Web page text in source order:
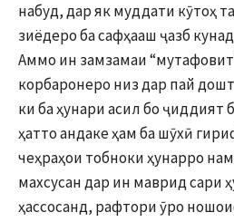
набуд, дар як муддати кӯтоҳ
зиёдеро ба сафҳааш ҷазб
Аммо ин замзамаи
корбаронеро низ дар пай
ки ба ҳунари асил бо ҷиддият
ҳатто андаке ҳам ба шӯхӣ
чеҳраҳои тобноки ҳунарро
махсусан дар ин маврид сари
ҳассосанд, рафтори ӯро